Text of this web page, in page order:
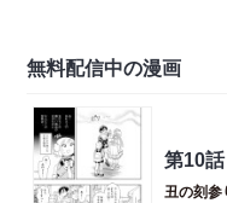
無料配信中の漫画
第10
丑の刻参